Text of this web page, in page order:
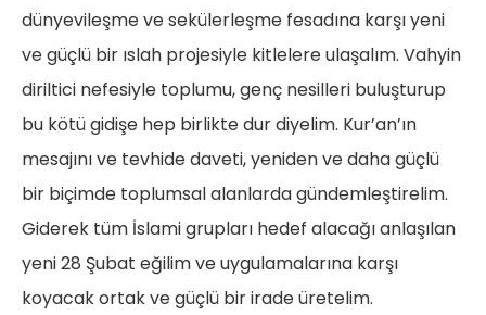
dünyevileşme ve sekülerleşme fesadına karşı yeni
ve güçlü bir ıslah projesiyle kitlelere ulaşalım. Vahyin
diriltici nefesiyle toplumu, genç nesilleri buluşturup
bu kötü gidişe hep birlikte dur diyelim. Kur’an’ın
mesajını ve tevhide daveti, yeniden ve daha güçlü
bir biçimde toplumsal alanlarda gündemleştirelim.
Giderek tüm İslami grupları hedef alacağı anlaşılan
yeni 28 Şubat eğilim ve uygulamalarına karşı
koyacak ortak ve güçlü bir irade üretelim.